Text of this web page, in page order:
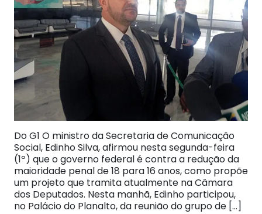
Do G1 O ministro da Secretaria de Comunicação
Social, Edinho Silva, afirmou nesta segunda-feira
(1º) que o governo federal é contra a redução da
maioridade penal de 18 para 16 anos, como propõe
um projeto que tramita atualmente na Câmara
dos Deputados. Nesta manhã, Edinho participou,
no Palácio do Planalto, da reunião do grupo de […]